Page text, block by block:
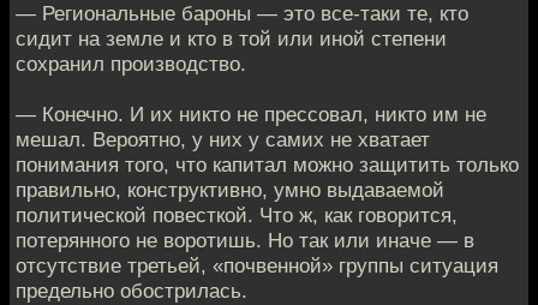
— Региональные бароны — это все-таки те, кто
сидит на земле и кто в той или иной степени
сохранил производство.
— Конечно. И их никто не прессовал, никто им не
мешал. Вероятно, у них у самих не хватает
понимания того, что капитал можно защитить только
правильно, конструктивно, умно выдаваемой
политической повесткой. Что ж, как говорится,
потерянного не воротишь. Но так или иначе — в
отсутствие третьей, «почвенной» группы ситуация
предельно обострилась.